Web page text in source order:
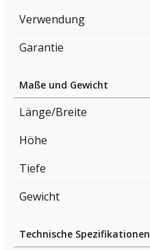
Verwendung
Garantie
Maße und Gewicht
Länge/Breite
Höhe
Tiefe
Gewicht
Technische Spezifikationen